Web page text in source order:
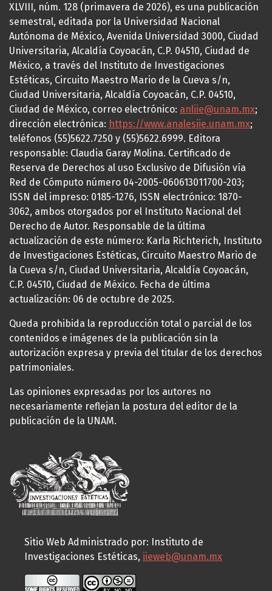
XLVIII, núm. 128 (primavera de 2026), es una publicación
semestral, editada por la Universidad Nacional
Autónoma de México, Avenida Universidad 3000, Ciudad
Universitaria, Alcaldía Coyoacán, C.P. 04510, Ciudad de
México, a través del Instituto de Investigaciones
Estéticas, Circuito Maestro Mario de la Cueva s/n,
Ciudad Universitaria, Alcaldía Coyoacán, C.P. 04510,
Ciudad de México, correo electrónico: anliie@unam.mx;
dirección electrónica: https://www.analesiie.unam.mx;
teléfonos (55)5622.7250 y (55)5622.6999. Editora
responsable: Claudia Garay Molina. Certificado de
Reserva de Derechos al uso Exclusivo de Difusión vía
Red de Cómputo número 04-2005-060613011700-203;
ISSN del impreso: 0185-1276, ISSN electrónico: 1870-
3062, ambos otorgados por el Instituto Nacional del
Derecho de Autor. Responsable de la última
actualización de este número: Karla Richterich, Instituto
de Investigaciones Estéticas, Circuito Maestro Mario de
la Cueva s/n, Ciudad Universitaria, Alcaldía Coyoacán,
C.P. 04510, Ciudad de México. Fecha de última
actualización: 06 de octubre de 2025.
Queda prohibida la reproducción total o parcial de los
contenidos e imágenes de la publicación sin la
autorización expresa y previa del titular de los derechos
patrimoniales.
Las opiniones expresadas por los autores no
necesariamente reflejan la postura del editor de la
publicación de la UNAM.
Sitio Web Administrado por: Instituto de
Investigaciones Estéticas, iieweb@unam.mx